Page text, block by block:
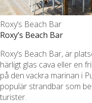
Roxy’s Beach Bar
Roxy’s Beach Bar
Roxy’s Beach Bar, är
härligt glas cava eller en
på den vackra marinan i
populär strandbar som
turister.